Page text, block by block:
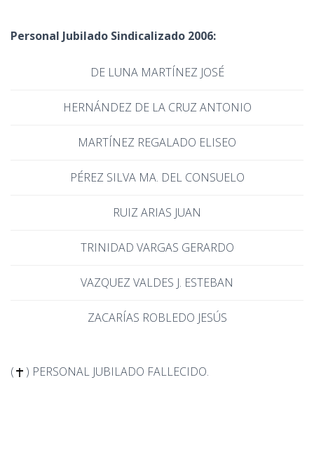
Personal Jubilado Sindicalizado 2006:
DE LUNA MARTÍNEZ JOSÉ
HERNÁNDEZ DE LA CRUZ ANTONIO
MARTÍNEZ REGALADO ELISEO
PÉREZ SILVA MA. DEL CONSUELO
RUIZ ARIAS JUAN
TRINIDAD VARGAS GERARDO
VAZQUEZ VALDES J. ESTEBAN
ZACARÍAS ROBLEDO JESÚS
( ) PERSONAL JUBILADO FALLECIDO.